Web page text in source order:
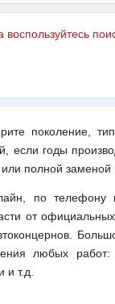
воспользуйтесь
поколение,
годы
полной заменой
по телефону
от
любых
и т.д.